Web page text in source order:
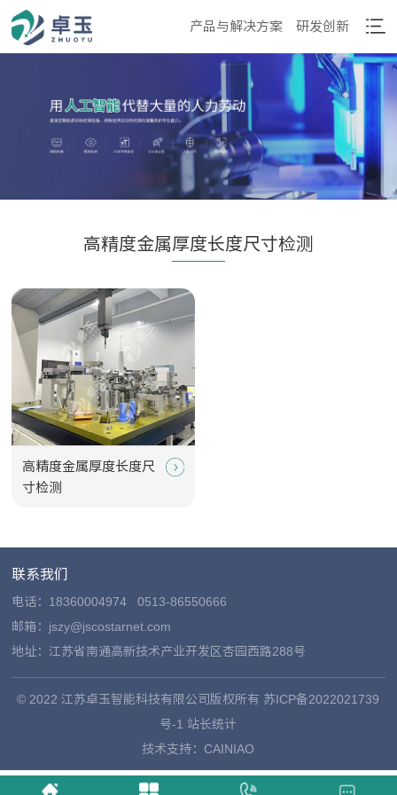
产品与解决方案 研发创新
高精度金属厚度长度尺寸检测
高精度金属厚度长度尺
寸检测
联系我们
电话： 183600049740513-86550666
邮箱：jszy@jscostarnet.com
地址：江苏省南通高新技术产业开发区杏园西路288号
© 2022 江苏卓玉智能科技有限公司版权所有 苏ICP备2022021739
号-1 站长统计
技术支持： CAINIAO